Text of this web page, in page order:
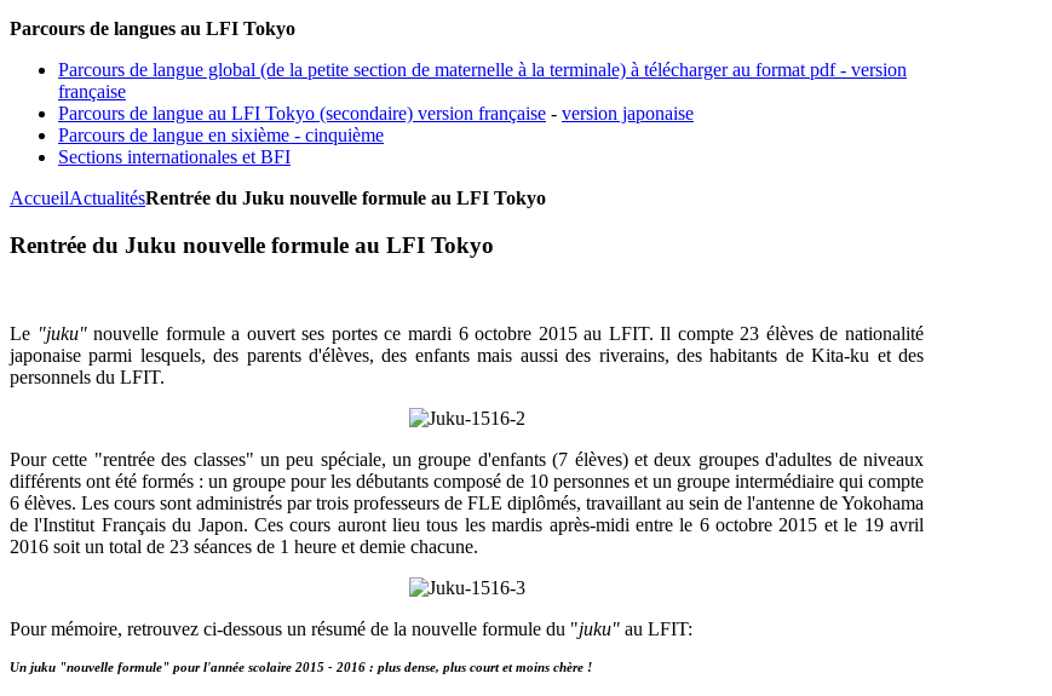
Parcours de langues au LFI Tokyo
Parcours de langue global (de la petite section de maternelle à la terminale) à télécharger au format pdf - version
française
Parcours de langue au LFI Tokyo (secondaire) version française - version japonaise
Parcours de langue en sixième - cinquième
Sections internationales et BFI
AccueilActualitésRentrée du Juku nouvelle formule au LFI Tokyo
Rentrée du Juku nouvelle formule au LFI Tokyo
Le "juku"nouvelle formule a ouvert ses portes ce mardi 6 octobre 2015 au LFIT. Il compte 23 élèves de nationalité
japonaise parmi lesquels, des parents d'élèves, des enfants mais aussi des riverains, des habitants de Kita-ku et des
personnels du LFIT.
Pour cette "rentrée des classes" un peu spéciale, un groupe d'enfants (7 élèves) et deux groupes d'adultes de niveaux
différents ont été formés : un groupe pour les débutants composé de 10 personnes et un groupe intermédiaire qui compte
6 élèves. Les cours sont administrés par trois professeurs de FLE diplômés, travaillant au sein de l'antenne de Yokohama
de l'Institut Français du Japon. Ces cours auront lieu tous les mardis après-midi entre le 6 octobre 2015 et le 19 avril
2016 soit un total de 23 séances de 1 heure et demie chacune.
Pour mémoire, retrouvez ci-dessous un résumé de la nouvelle formule du "juku" au LFIT:
Un juku "nouvelle formule" pour l'année scolaire 2015 - 2016 : plus dense, plus court et moins chère !